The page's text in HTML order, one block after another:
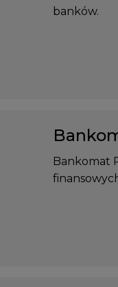
banków.
Bankomat